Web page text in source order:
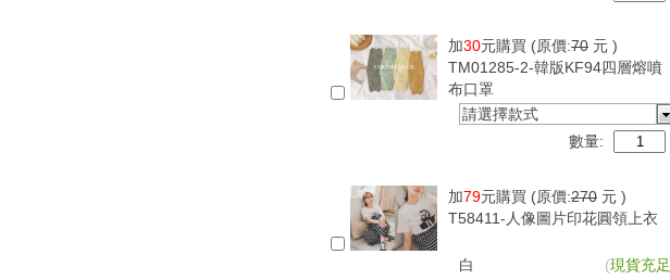
加30元購買 (原價:70 元 )
TM01285-2-韓版KF94四層熔噴
布口罩
請選擇款式
數量:
加79元購買 (原價:270 元 )
T58411-人像圖片印花圓領上衣
白 (現貨充足